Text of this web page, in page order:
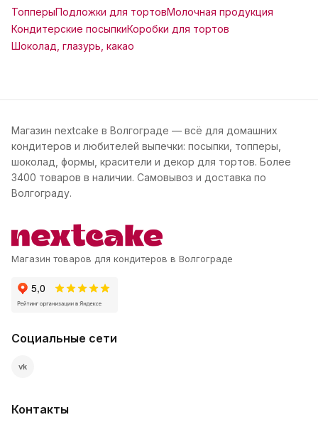
ТопперыПодложки для тортовМолочная продукция
Кондитерские посыпкиКоробки для тортов
Шоколад, глазурь, какао
Магазин nextcake в Волгограде — всё для домашних
кондитеров и любителей выпечки: посыпки, топперы,
шоколад, формы, красители и декор для тортов. Более
3400 товаров в наличии. Самовывоз и доставка по
Волгограду.
Магазин товаров для кондитеров в Волгограде
Социальные сети
vk
Контакты